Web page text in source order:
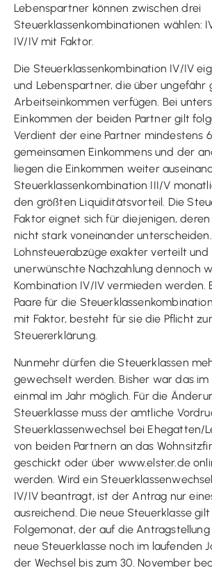
Lebenspartner können zwischen drei
Steuerklassenkombinationen wählen:
IV/IV mit Faktor.
Die Steuerklassenkombination IV/IV
und Lebenspartner, die über ungefähr
Arbeitseinkommen verfügen. Bei
Einkommen der beiden Partner gilt
Verdient der eine Partner mindestens
gemeinsamen Einkommens und der
liegen die Einkommen weiter
Steuerklassenkombination III/V
den größten Liquiditätsvorteil. Die
Faktor eignet sich für diejenigen,
nicht stark voneinander
Lohnsteuerabzüge exakter verteilt und
unerwünschte Nachzahlung dennoch
Kombination IV/IV vermieden werden.
Paare für die
mit Faktor, besteht für sie die Pflicht
Steuererklärung.
Nunmehr dürfen die Steuerklassen
gewechselt werden. Bisher war das im
einmal im Jahr möglich. Für die
Steuerklasse muss der amtliche
Steuerklassenwechsel bei Ehegatten/
von beiden Partnern an das
geschickt oder über www.elster.de
werden. Wird ein
IV/IV beantragt, ist der Antrag nur
ausreichend. Die neue Steuerklasse
Folgemonat, der auf die
neue Steuerklasse noch im laufenden
der Wechsel bis zum 30. November